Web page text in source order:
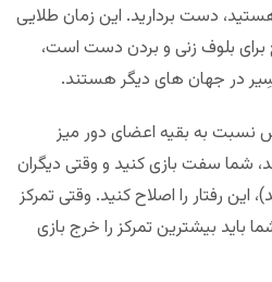
دست بردارید. این زمان طلایی
برای بلوف زنی و بردن دست است،
در جهان های دیگر هستند.
نسبت به بقیه اعضای دور میز
شما سفت بازی کنید و وقتی دیگران
رفتار را اصلاح کنید. وقتی تمرکز
بیشترین تمرکز را خرج بازی